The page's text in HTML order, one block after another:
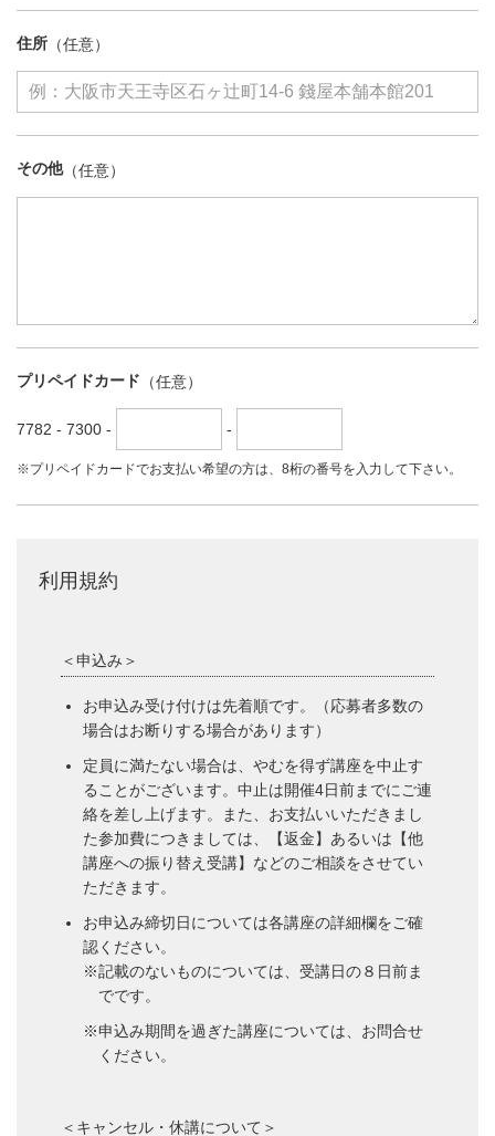
住所
その他
プリペイドカード
7782 - 7300 - -
※プリペイドカードでお支払い希望の方は、8桁の番号を入力して下さい。
利用規約
＜申込み＞
お申込み受け付けは先着順です。（応募者多数の
場合はお断りする場合があります）
定員に満たない場合は、やむを得ず講座を中止す
ることがございます。中止は開催4日前までにご連
絡を差し上げます。また、お支払いいただきまし
た参加費につきましては、【返金】あるいは【他
講座への振り替え受講】などのご相談をさせてい
ただきます。
お申込み締切日については各講座の詳細欄をご確
認ください。
※記載のないものについては、受講日の８日前ま
でです。
※申込み期間を過ぎた講座については、お問合せ
ください。
＜キャンセル・休講について＞